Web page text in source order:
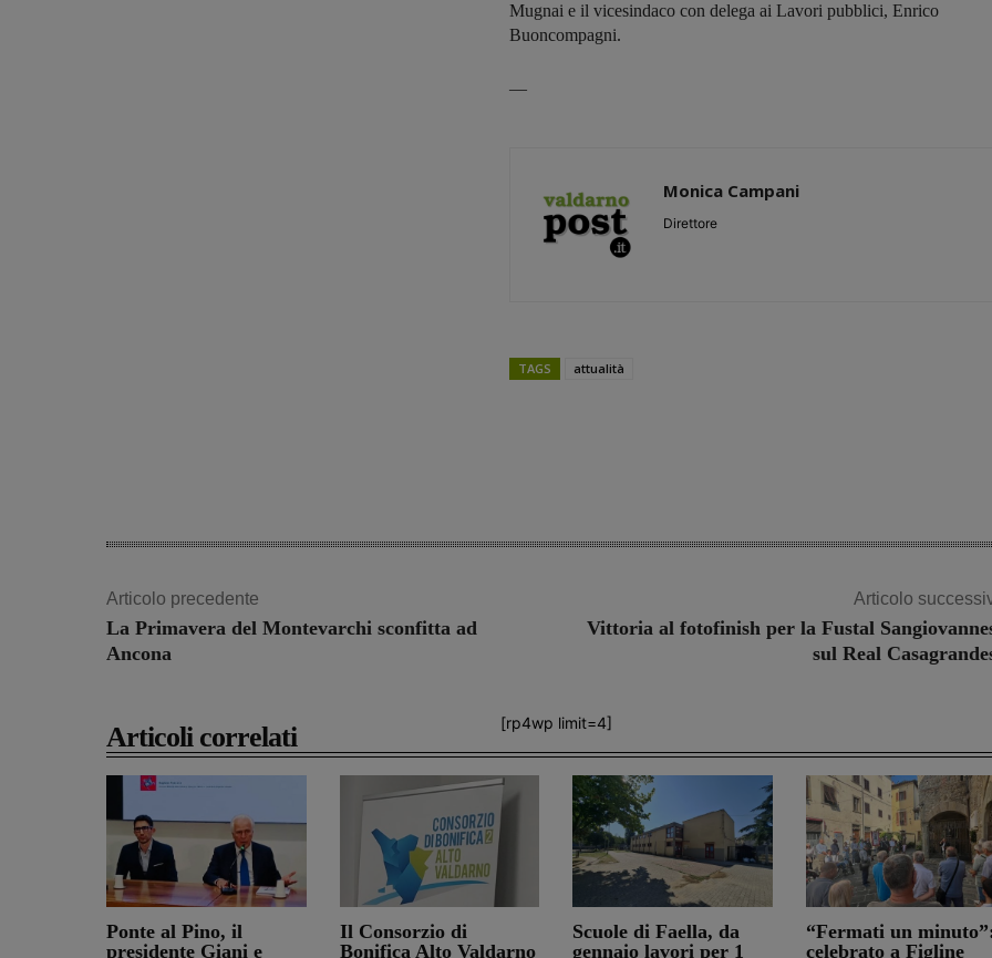
Mugnai e il vicesindaco con delega ai Lavori pubblici, Enrico
Buoncompagni.
—
Monica Campani
Direttore
TAGS attualità
Articolo precedente
La Primavera del Montevarchi sconfitta ad
Ancona
Articolo
Vittoria al fotofinish per la Fustal
sul Real
[rp4wp limit=4]
Articoli correlati
Ponte al Pino, il
presidente Giani e
Il Consorzio di
Bonifica Alto Valdarno
Scuole di Faella, da
gennaio lavori per 1
“Fermati un
celebrato a Figline